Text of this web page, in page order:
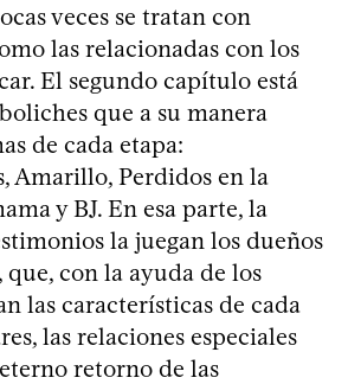
veces se tratan con
las relacionadas con los
El segundo capítulo está
que a su manera
de cada etapa:
Amarillo, Perdidos en la
y BJ. En esa parte, la
la juegan los dueños
que, con la ayuda de los
las características de cada
las relaciones especiales
retorno de las